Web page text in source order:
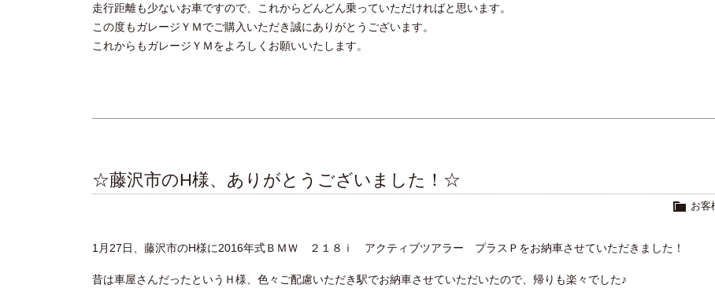
走行距離も少ないお車ですので、これからどんどん乗っていただければと思います。
この度もガレージＹＭでご購入いただき誠にありがとうございます。
これからもガレージＹＭをよろしくお願いいたします。
☆藤沢市のH様、ありがとうございました！☆
お客
1月27日、藤沢市のH様に2016年式ＢＭＷ ２１８ｉ アクティブツアラー プラスＰをお納車させていただきました！
昔は車屋さんだったというＨ様、色々ご配慮いただき駅でお納車させていただいたので、帰りも楽々でした♪